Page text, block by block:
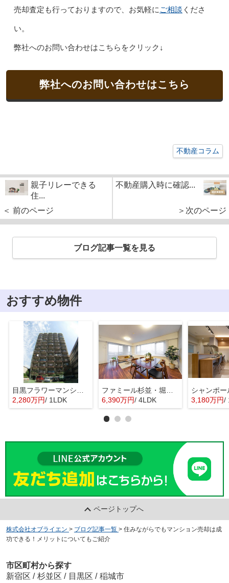
売却査定も行っておりますので、お気軽にご相談 くださ
い。
弊社へのお問い合わせはこちらをクリック↓
弊社へのお問い合わせはこちら
不動産コラム
親子リレーできる
住...
＜ 前のページ
不動産購入時に確認...
＞次のページ
ブログ記事一覧を見る
おすすめ物件
目黒フラワーマンション 11階部分
2,280万円/ 1LDK
ファミール杉並・堀ノ内ガーデンテラス
6,390万円/ 4LDK 3,180万円/
ページトップへ
株式会社オブライエン > ブログ記事一覧 > 住みながらでもマンション売却は成
功できる！メリットについてもご紹介
市区町村から探す
新宿区 / 杉並区 / 目黒区 / 稲城市